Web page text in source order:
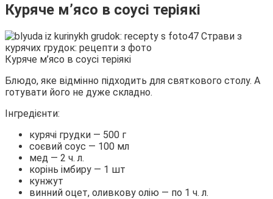
Куряче м’ясо в соусі теріякі
Куряче м’ясо в соусі теріякі
Блюдо, яке відмінно підходить для святкового столу. А
готувати його не дуже складно.
Інгредієнти:
курячі грудки — 500 г
соєвий соус — 100 мл
мед — 2 ч. л.
корінь імбиру — 1 шт
кунжут
винний оцет, оливкову олію — по 1 ч. л.